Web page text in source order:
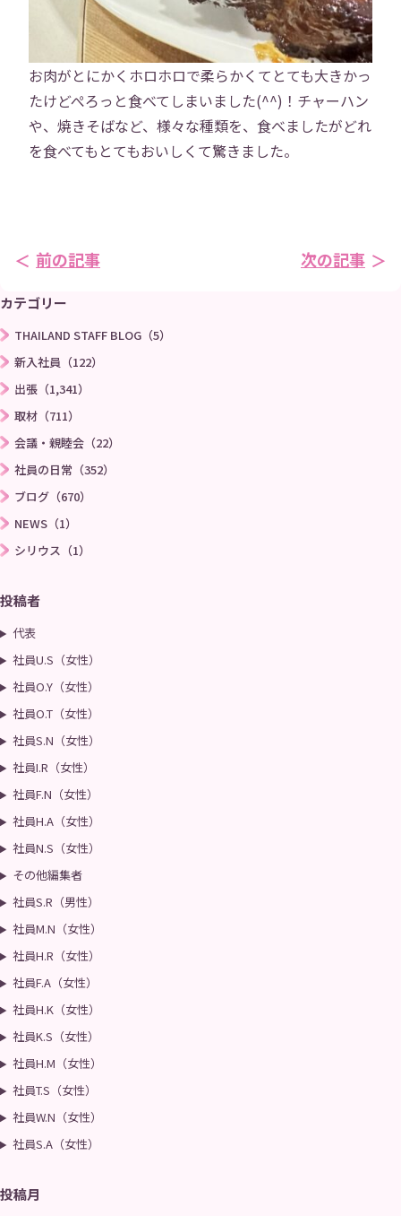
お問い合わせ プライバシーポリシー
→
お肉がとにかくホロホロで柔らかくてとても大きかっ
たけどぺろっと食べてしまいました(^^)！チャーハン
や、焼きそばなど、様々な種類を、食べましたがどれ
を食べてもとてもおいしくて驚きました。
前の記事 次の記事
カテゴリー
THAILAND STAFF BLOG（5）
新入社員（122）
出張（1,341）
取材（711）
会議・親睦会（22）
社員の日常（352）
ブログ（670）
NEWS（1）
シリウス（1）
投稿者
代表
社員U.S（女性）
社員O.Y（女性）
社員O.T（女性）
社員S.N（女性）
社員I.R（女性）
社員F.N（女性）
社員H.A（女性）
社員N.S（女性）
その他編集者
社員S.R（男性）
社員M.N（女性）
社員H.R（女性）
社員F.A（女性）
社員H.K（女性）
社員K.S（女性）
社員H.M（女性）
社員T.S（女性）
社員W.N（女性）
社員S.A（女性）
投稿月